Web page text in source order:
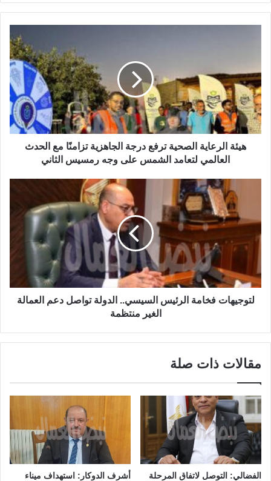
هيئة الرعاية الصحية ترفع درجة الجاهزية تزامنًا مع الحدث
العالمي لتعامد الشمس على وجه رمسيس الثاني
لتوجيهات فخامة الرئيس السيسي.. الدولة تواصل دعم العمالة
الغير منتظمة
مقالات ذات صلة
الفضالي: التوصل لاتفاق المرحلة
أشرف الدوكار: استهداف ميناء